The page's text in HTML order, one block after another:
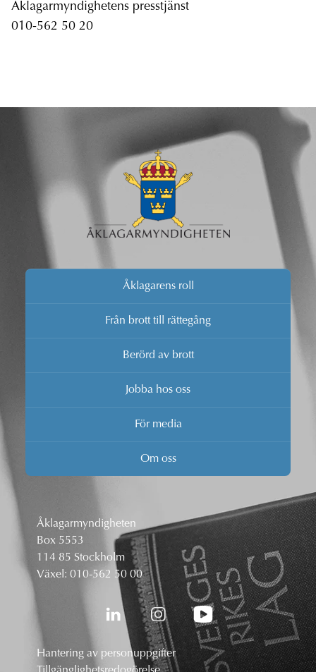
Åklagarmyndighetens presstjänst
010-562 50 20
Åklagarens roll
Från brott till rättegång
Berörd av brott
Jobba hos oss
För media
Om oss
Åklagarmyndigheten
Box 5553
114 85 Stockholm
Växel: 010-562 50 00
Hantering av personuppgifter